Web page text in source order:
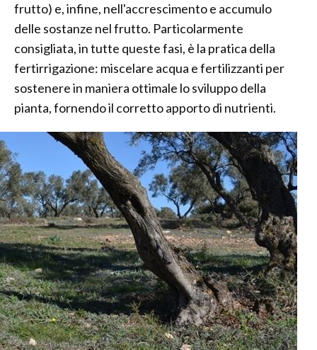
frutto) e, infine, nell'accrescimento e accumulo
delle sostanze nel frutto. Particolarmente
consigliata, in tutte queste fasi, è la pratica della
fertirrigazione: miscelare acqua e fertilizzanti per
sostenere in maniera ottimale lo sviluppo della
pianta, fornendo il corretto apporto di nutrienti.